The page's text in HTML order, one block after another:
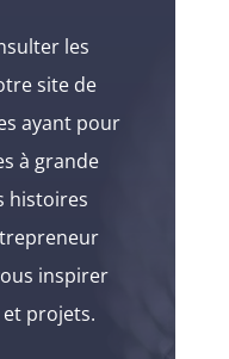
les
site de
ayant pour
à grande
histoires
inspirer
projets.